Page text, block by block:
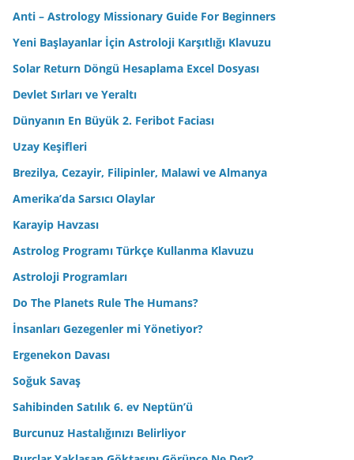
Anti – Astrology Missionary Guide For Beginners
Yeni Başlayanlar İçin Astroloji Karşıtlığı Klavuzu
Solar Return Döngü Hesaplama Excel Dosyası
Devlet Sırları ve Yeraltı
Dünyanın En Büyük 2. Feribot Faciası
Uzay Keşifleri
Brezilya, Cezayir, Filipinler, Malawi ve Almanya
Amerika’da Sarsıcı Olaylar
Karayip Havzası
Astrolog Programı Türkçe Kullanma Klavuzu
Astroloji Programları
Do The Planets Rule The Humans?
İnsanları Gezegenler mi Yönetiyor?
Ergenekon Davası
Soğuk Savaş
Sahibinden Satılık 6. ev Neptün’ü
Burcunuz Hastalığınızı Belirliyor